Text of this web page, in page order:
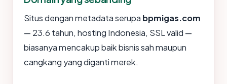
Situs dengan metadata serupa bpmigas.com
— 23.6 tahun, hosting Indonesia, SSL valid —
biasanya mencakup baik bisnis sah maupun
cangkang yang diganti merek.